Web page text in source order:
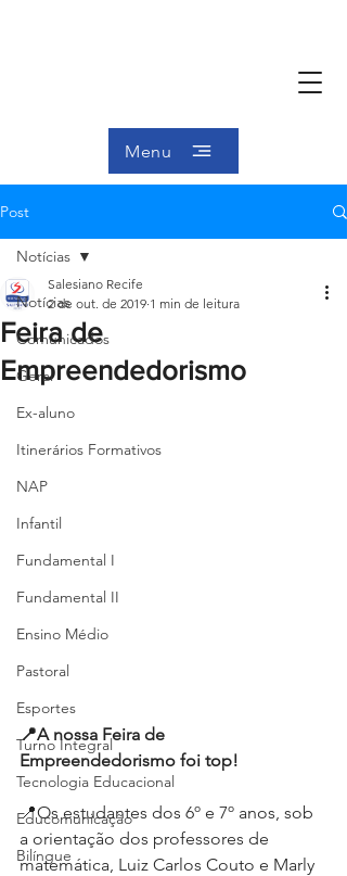
Menu
Post
Notícias
Comunicados
Geral
Ex-aluno
Itinerários Formativos
NAP
Infantil
Fundamental I
Fundamental II
Ensino Médio
Pastoral
Esportes
Turno Integral
Tecnologia Educacional
Educomunicação
Bilíngue
Notícias
Feira de
Empreendedorismo
Salesiano Recife
2 de out. de 2019 1 min de leitura
📍A nossa Feira de
Empreendedorismo foi top!
📍Os estudantes dos 6º e 7º anos, sob
a orientação dos professores de
matemática, Luiz Carlos Couto e Marly